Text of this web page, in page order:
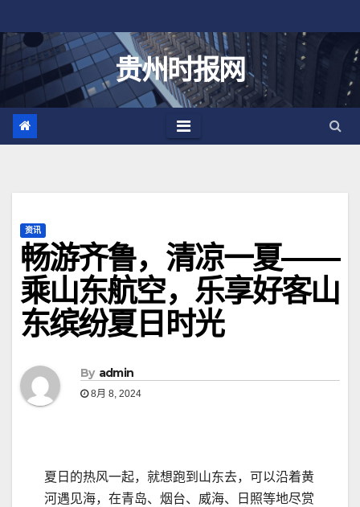
至
贵州时报网
资讯
畅游齐鲁，清凉一夏——
乘山东航空，乐享好客山
东缤纷夏日时光
By admin
8月 8, 2024
夏日的热风一起，就想跑到山东去，可以沿着黄
河遇见海，在青岛、烟台、威海、日照等地尽赏